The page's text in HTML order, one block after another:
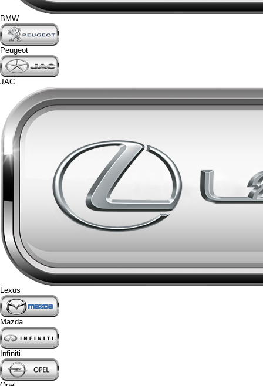
BMW
Peugeot
JAC
Lexus
Mazda
Infiniti